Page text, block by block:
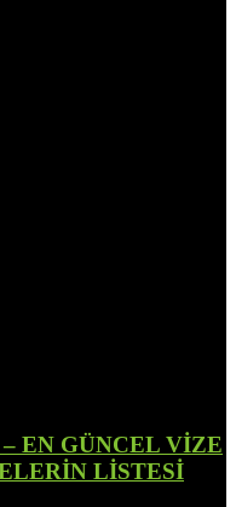
– EN GÜNCEL VİZE
LİSTESİ